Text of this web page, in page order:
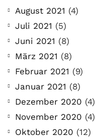
August 2021 (4)
Juli 2021 (5)
Juni 2021 (8)
März 2021 (8)
Februar 2021 (9)
Januar 2021 (8)
Dezember 2020 (4)
November 2020 (4)
Oktober 2020 (12)